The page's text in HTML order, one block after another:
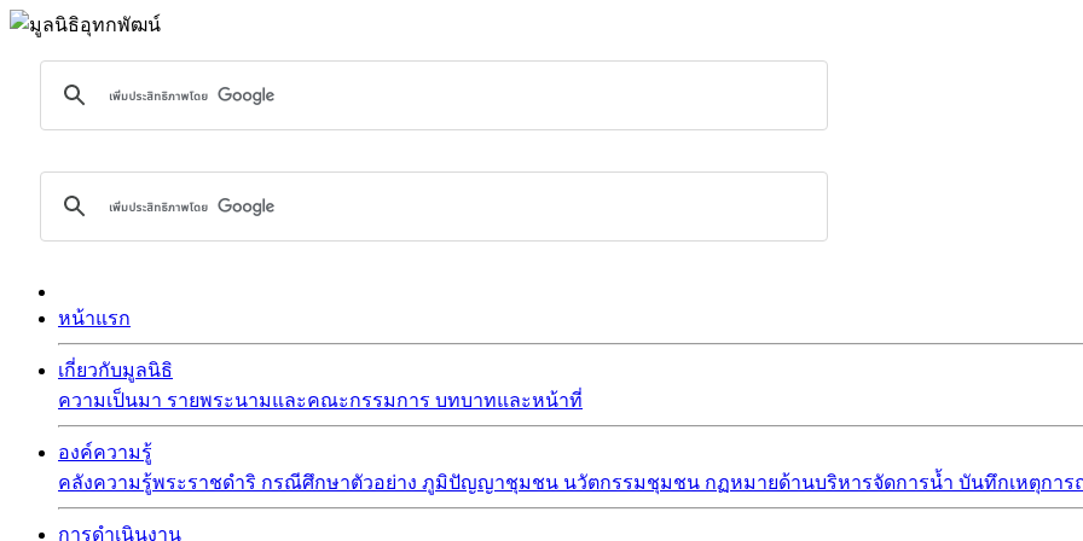
หน้าแรก
เกี่ยวกับมูลนิธิ
ความเป็นมา รายพระนามและคณะกรรมการ บทบาทและหน้าที่
องค์ความรู้
คลังความรู้พระราชดำริ กรณีศึกษาตัวอย่าง ภูมิปัญญาชุมชน นวัตกรรมชุมชน กฏหมายด้านบริหารจัดการน้ำ บันทึกเหตุกา
การดำเนินงาน